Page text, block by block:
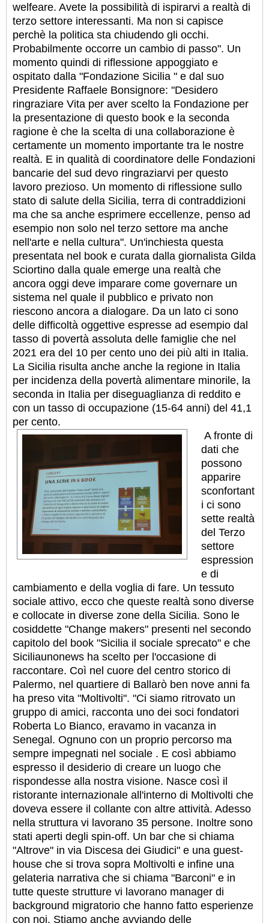
welfeare. Avete la possibilità di ispirarvi a realtà di
terzo settore interessanti. Ma non si capisce
perchè la politica sta chiudendo gli occhi.
Probabilmente occorre un cambio di passo". Un
momento quindi di riflessione appoggiato e
ospitato dalla "Fondazione Sicilia " e dal suo
Presidente Raffaele Bonsignore: "Desidero
ringraziare Vita per aver scelto la Fondazione per
la presentazione di questo book e la seconda
ragione è che la scelta di una collaborazione è
certamente un momento importante tra le nostre
realtà. E in qualità di coordinatore delle Fondazioni
bancarie del sud devo ringraziarvi per questo
lavoro prezioso. Un momento di riflessione sullo
stato di salute della Sicilia, terra di contraddizioni
ma che sa anche esprimere eccellenze, penso ad
esempio non solo nel terzo settore ma anche
nell'arte e nella cultura". Un'inchiesta questa
presentata nel book e curata dalla giornalista Gilda
Sciortino dalla quale emerge una realtà che
ancora oggi deve imparare come governare un
sistema nel quale il pubblico e privato non
riescono ancora a dialogare. Da un lato ci sono
delle difficoltà oggettive espresse ad esempio dal
tasso di povertà assoluta delle famiglie che nel
2021 era del 10 per cento uno dei più alti in Italia.
La Sicilia risulta anche anche la regione in Italia
per incidenza della povertà alimentare minorile, la
seconda in Italia per diseguaglianza di reddito e
con un tasso di occupazione (15-64 anni) del 41,1
per cento.
A fronte di
dati che
possono
apparire
sconfortant
i ci sono
sette realtà
del Terzo
settore
espression
e di
cambiamento e della voglia di fare. Un tessuto
sociale attivo, ecco che queste realtà sono diverse
e collocate in diverse zone della Sicilia. Sono le
cosiddette "Change makers" presenti nel secondo
capitolo del book "Sicilia il sociale sprecato" e che
Siciliaunonews ha scelto per l'occasione di
raccontare. Coì nel cuore del centro storico di
Palermo, nel quartiere di Ballarò ben nove anni fa
ha preso vita "Moltivolti". "Ci siamo ritrovato un
gruppo di amici, racconta uno dei soci fondatori
Roberta Lo Bianco, eravamo in vacanza in
Senegal. Ognuno con un proprio percorso ma
sempre impegnati nel sociale . E così abbiamo
espresso il desiderio di creare un luogo che
rispondesse alla nostra visione. Nasce così il
ristorante internazionale all'interno di Moltivolti che
doveva essere il collante con altre attività. Adesso
nella struttura vi lavorano 35 persone. Inoltre sono
stati aperti degli spin-off. Un bar che si chiama
"Altrove" in via Discesa dei Giudici" e una guest-
house che si trova sopra Moltivolti e infine una
gelateria narrativa che si chiama "Barconi" e in
tutte queste strutture vi lavorano manager di
background migratorio che hanno fatto esperienze
con noi. Stiamo anche avviando delle